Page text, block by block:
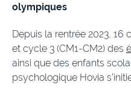
olympiques
Depuis la rentrée 2023, 16
et cycle 3 (CM1-CM2) des
ainsi que des enfants
psychologique Hovia